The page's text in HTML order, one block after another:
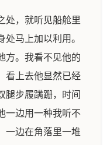
处，就听见船舱里
马上加以利用。
方。我看不见他的
看上去他显然已经
腿步履蹒跚，时间
一边用一种我听不
一边在角落里一堆